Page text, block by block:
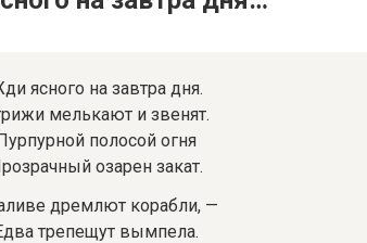
ясного на завтра дня.
мелькают и звенят.
полосой огня
озарен закат.
дремлют корабли, —
трепещут вымпела.